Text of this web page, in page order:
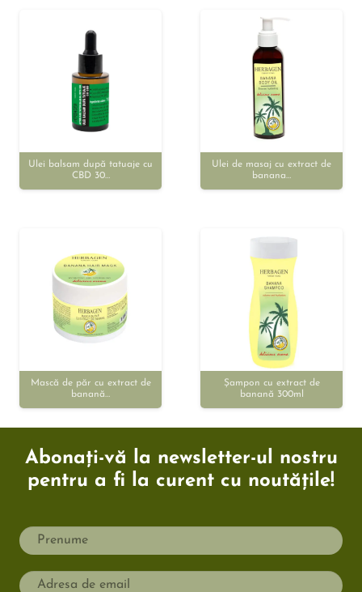
Ulei balsam după tatuaje cu
CBD 30…
Ulei de masaj cu extract de
banana…
Mască de păr cu extract de
banană…
Șampon cu extract de
banană 300ml
Abonați-vă la newsletter-ul nostru
pentru a fi la curent cu noutățile!